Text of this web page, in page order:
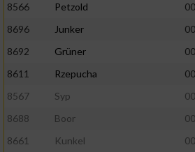
8566
Petzold
8696
Junker
8692
Grüner
8611
Rzepucha
8567
Syp
8688
Boor
8661
Kunkel